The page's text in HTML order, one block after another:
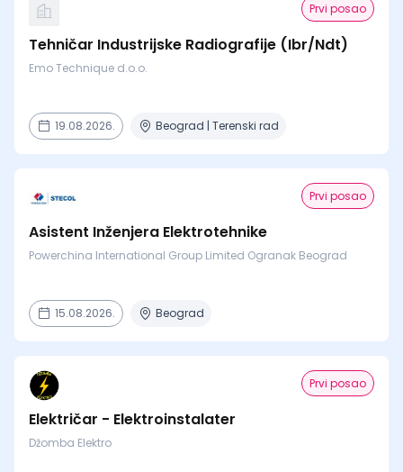
Prvi posao
Tehničar Industrijske Radiografije (Ibr/Ndt)
Emo Technique d.o.o.
19.08.2026. Beograd | Terenski rad
Prvi posao
Asistent Inženjera Elektrotehnike
Powerchina International Group Limited Ogranak Beograd
15.08.2026. Beograd
Prvi posao
Električar - Elektroinstalater
Džomba Elektro